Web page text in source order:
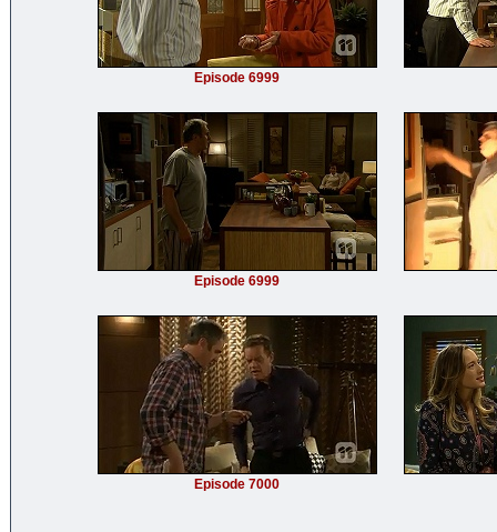
Episode 6999
Episode 6999
Episode 7000